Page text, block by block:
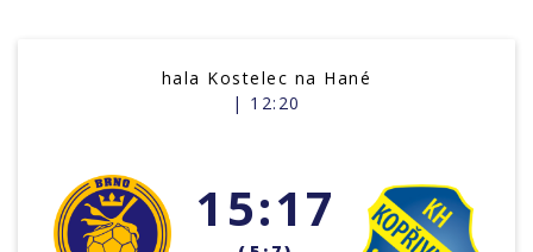
hala Kostelec na Hané
| 12:20
15:17